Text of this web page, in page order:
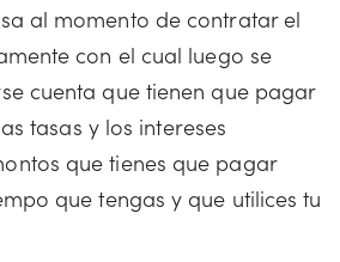
al momento de contratar el
con el cual luego se
cuenta que tienen que pagar
tasas y los intereses
que tienes que pagar
que tengas y que utilices tu